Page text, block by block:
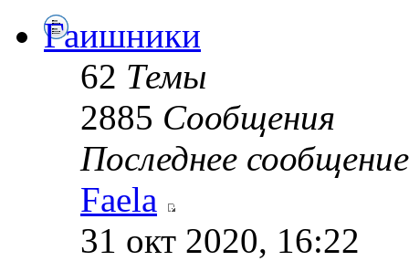
Гаишники
62 Темы
2885 Сообщения
Последнее сообщение
Faela
31 окт 2020, 16:22